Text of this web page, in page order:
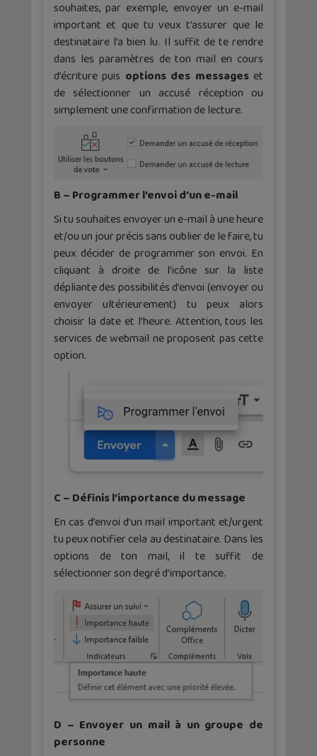
souhaites, par exemple, envoyer un e-mail
important et que tu veux t’assurer que le
destinataire l’a bien lu. Il suffit de te rendre
dans les paramètres de ton mail en cours
d’écriture puis options des messageset
de sélectionner un accusé réception ou
simplement une confirmation de lecture.
B – Programmer l’envoi d’un e-mail
Si tu souhaites envoyer un e-mail à une heure
et/ou un jour précis sans oublier de le faire, tu
peux décider de programmer son envoi. En
cliquant à droite de l’icône sur la liste
dépliante des possibilités d’envoi (envoyer ou
envoyer ultérieurement) tu peux alors
choisir la date et l’heure. Attention, tous les
services de webmail ne proposent pas cette
option.
C – Définis l’importance du message
En cas d’envoi d’un mail important et/urgent
tu peux notifier cela au destinataire. Dans les
options de ton mail, il te suffit de
sélectionner son degré d’importance.
D – Envoyer un mail à un groupe de
personne